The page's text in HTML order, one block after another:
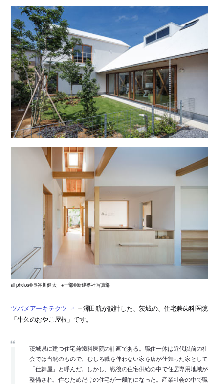
all photos©長谷川健太 ※一部©新建築社写真部
ツバメアーキテクツ
＋澤田航が設計した、茨城の、住宅兼歯科医院
「牛久のおやこ屋根」です。
茨城県に建つ住宅兼歯科医院の計画である。職住一体は近代以前の社
会では当然のもので、むしろ職を伴わない家を店が仕舞った家として
「仕舞屋」と呼んだ。しかし、戦後の住宅供給の中で住居専用地域が
整備され、住むためだけの住宅が一般的になった。産業社会の中で職